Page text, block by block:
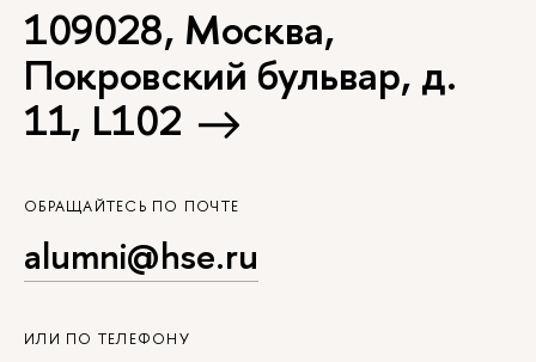
109028, Москва,
Покровский бульвар, д.
11, L102
ОБРАЩАЙТЕСЬ ПО ПОЧТЕ
alumni@hse.ru
ИЛИ ПО ТЕЛЕФОНУ